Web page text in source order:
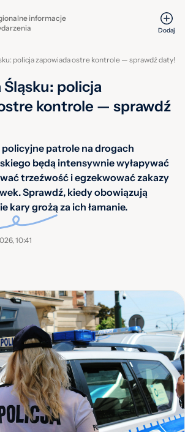
informacje
Dodaj
policja zapowiada ostre kontrole — sprawdź daty!
Śląsku: policja
kontrole — sprawdź
policyjne patrole na drogach
będą intensywnie wyłapywać
trzeźwość i egzekwować zakazy
Sprawdź, kiedy obowiązują
kary grożą za ich łamanie.
10:41